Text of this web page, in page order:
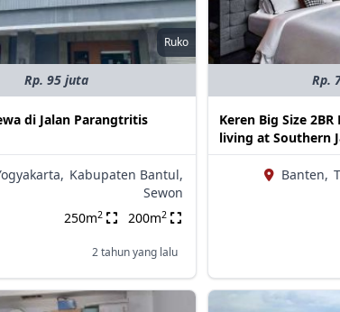
Ruko
Rp. 95 juta
di Jalan Parangtritis
Kabupaten Bantul,
Sewon
250m2 200m2
2 tahun yang lalu
Rp.
Keren Big Size
living at Southern
Banten,